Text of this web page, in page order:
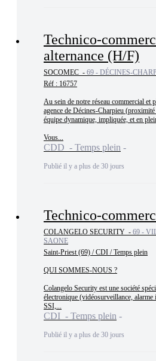
Technico-
alternance (H/F)
SOCOMEC - 69 - DÉCINES-
Réf : 16757
Au sein de notre réseau commercial et
agence de Décines-Charpieu
équipe dynamique, impliquée, et en
Vous...
CDD - Temps plein
Publié il y a plus de 30 jours
Technico-
COLANGELO SECURITY - 69 -
SAONE
Saint-Priest (69) / CDI / Temps plein
QUI SOMMES-NOUS ?
Colangelo Security est une société
électronique (vidéosurveillance, alarme
SSI,...
CDI - Temps plein
Publié il y a plus de 30 jours